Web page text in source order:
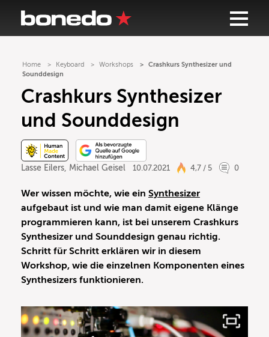
Home Keyboard Workshops
Crashkurs Synthesizer und
Sounddesign
Crashkurs Synthesizer
und Sounddesign
Lasse Eilers, Michael Geisel 10.07.2021 4,7 / 5 0
Wer wissen möchte, wie ein Synthesizer
aufgebaut ist und wie man damit eigene Klänge
programmieren kann, ist bei unserem Crashkurs
Synthesizer und Sounddesign genau richtig.
Schritt für Schritt erklären wir in diesem
Workshop, wie die einzelnen Komponenten eines
Synthesizers funktionieren.